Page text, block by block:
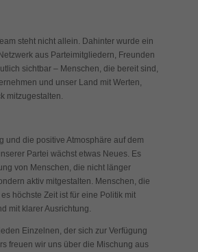
steht nicht allein. Dahinter wurde ein
aus Parteimitgliedern, Freunden
sichtbar – Menschen, die bereit sind,
und unser Land mit Werten,
mitzugestalten.
und die positive Atmosphäre auf dem
Partei wächst etwas Neues. Es
von Menschen, die nicht länger
aktiv mitgestalten. Menschen, die
höchste Zeit ist für eine Politik mit
mit klarer Ausrichtung.
Einzelnen, der sich zur Verfügung
freuen wir uns über die Mischung aus
Speichern
Zurück
grundlegende Funktionen und sind für
Informationen anzeigen
und Social-Media-Plattformen werden
Cookies von externen Medien akzeptiert